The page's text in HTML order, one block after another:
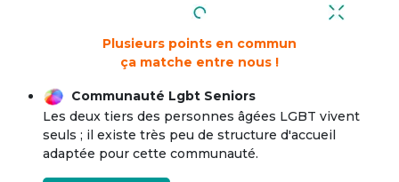
Plusieurs points en commun
ça matche entre nous !
Communauté Lgbt Seniors
Les deux tiers des personnes âgées LGBT vivent
seuls ; il existe très peu de structure d'accueil
adaptée pour cette communauté.